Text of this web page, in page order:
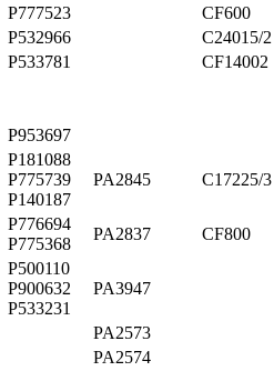
P777523
CF600
P532966
C24015/2
P533781
CF14002
P953697
P181088
P775739
P140187
PA2845 C17225/3
P776694
P775368
PA2837 CF800
P500110
P900632
P533231
PA3947
PA2573
PA2574